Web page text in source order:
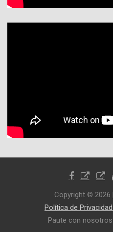
Copyright © 2026
Política de
Paute con